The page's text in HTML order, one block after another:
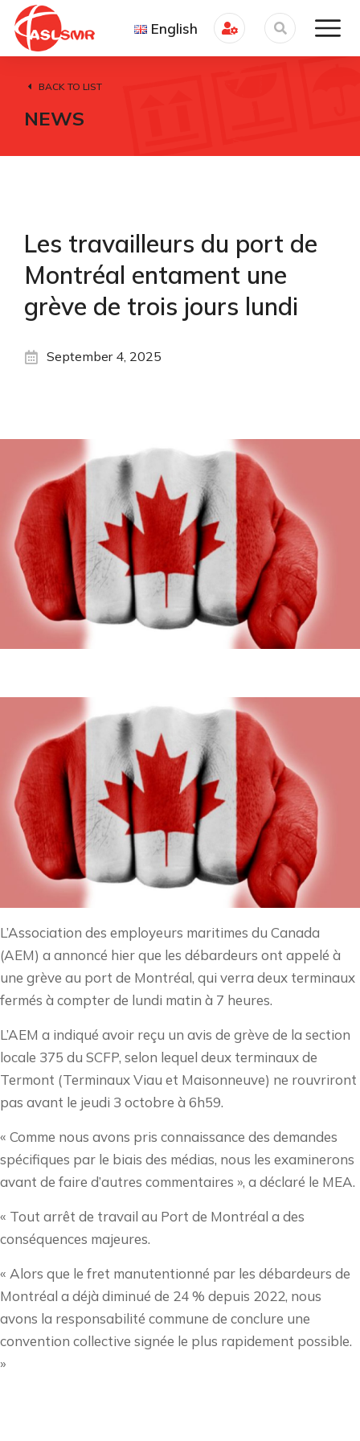
English
BACK TO LIST
NEWS
Les travailleurs du port de
Montréal entament une
grève de trois jours lundi
September 4, 2025
L’Association des employeurs maritimes du Canada
(AEM) a annoncé hier que les débardeurs ont appelé à
une grève au port de Montréal, qui verra deux terminaux
fermés à compter de lundi matin à 7 heures.
L’AEM a indiqué avoir reçu un avis de grève de la section
locale 375 du SCFP, selon lequel deux terminaux de
Termont (Terminaux Viau et Maisonneuve) ne rouvriront
pas avant le jeudi 3 octobre à 6h59.
« Comme nous avons pris connaissance des demandes
spécifiques par le biais des médias, nous les examinerons
avant de faire d’autres commentaires », a déclaré le MEA.
« Tout arrêt de travail au Port de Montréal a des
conséquences majeures.
« Alors que le fret manutentionné par les débardeurs de
Montréal a déjà diminué de 24 % depuis 2022, nous
avons la responsabilité commune de conclure une
convention collective signée le plus rapidement possible.
»